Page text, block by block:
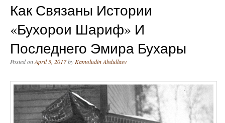
Как Связаны Истории
«Бухорои Шариф» И
Последнего Эмира Бухары
Posted onApril 5, 2017byKamoludin Abdullaev